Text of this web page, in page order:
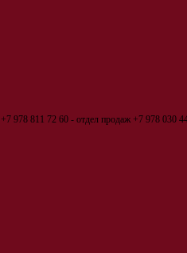
+7 978 811 72 60 - отдел продаж +7 978 030